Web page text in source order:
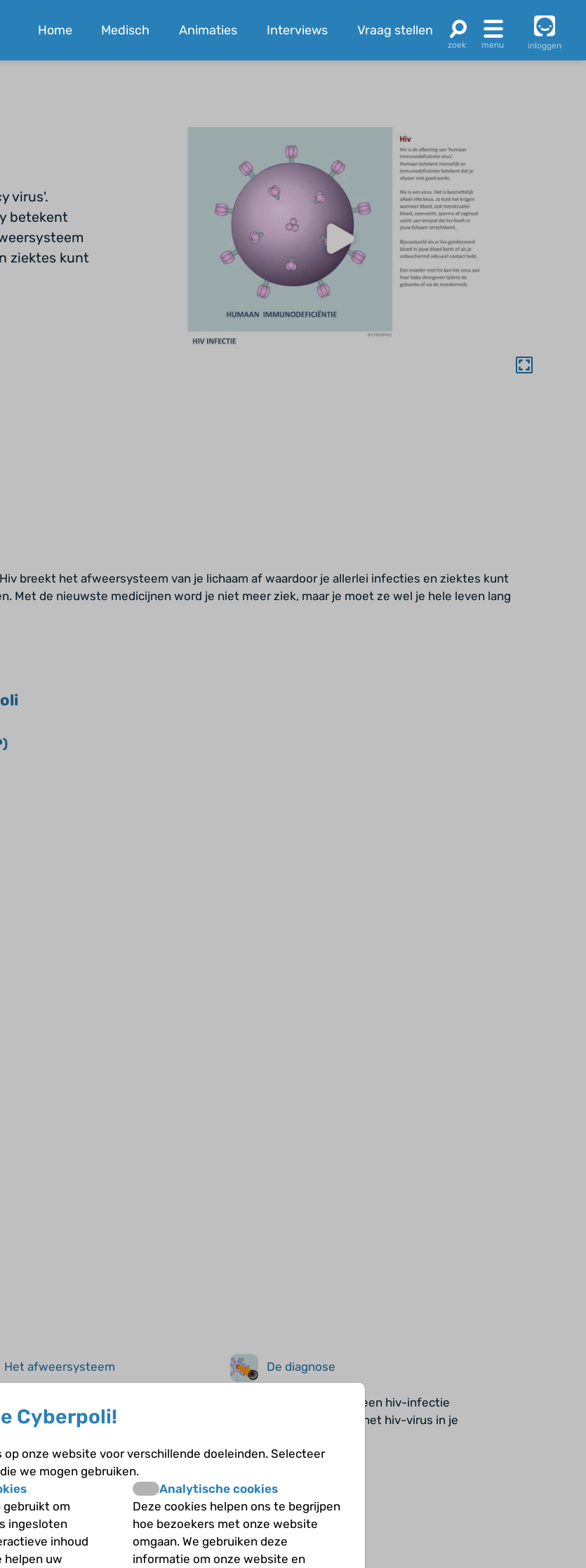
Home Medisch Animaties Interviews Vraag stellen
inloggen
virus'.
betekent
ziektes kunt
breekt het afweersysteem van je lichaam af waardoor je allerlei infecties en ziektes kunt
Met de nieuwste medicijnen word je niet meer ziek, maar je moet ze wel je hele leven lang
Het afweersysteem
afbreekt, is het handig om
beschermt je tegen
ziekteverwekkers, zoals
virussen, schimmels, parasieten
cellen (kankercellen).
De diagnose
Om vast te stellen of je een hiv-infectie
hebt, wordt gekeken of het hiv-virus in je
Cyberpoli!
op onze website voor verschillende doeleinden. Selecteer
we mogen gebruiken.
gebruikt om
ingesloten
inhoud
helpen uw
Analytische cookies
Deze cookies helpen ons te begrijpen
hoe bezoekers met onze website
omgaan. We gebruiken deze
informatie om onze website en